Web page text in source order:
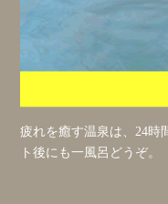
疲れを癒す温泉は、24時
ト後にも一風呂どうぞ。